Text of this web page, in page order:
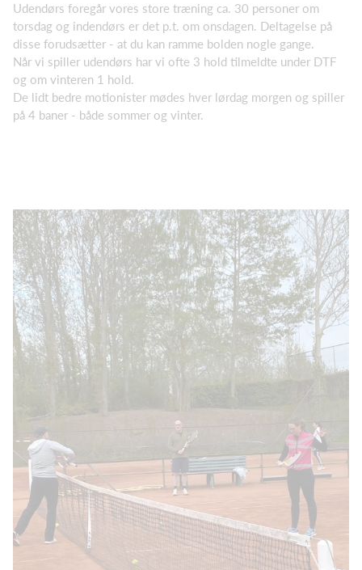
Udendørs foregår vores store træning ca. 30 personer om
torsdag og indendørs er det p.t. om onsdagen. Deltagelse på
disse forudsætter - at du kan ramme bolden nogle gange.
Når vi spiller udendørs har vi ofte 3 hold tilmeldte under DTF
og om vinteren 1 hold.
De lidt bedre motionister mødes hver lørdag morgen og spiller
på 4 baner - både sommer og vinter.